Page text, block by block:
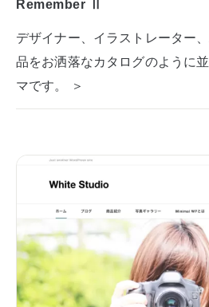
Remember Ⅱ
デザイナー、イラストレーター
品をお洒落なカタログのように
マです。 ＞